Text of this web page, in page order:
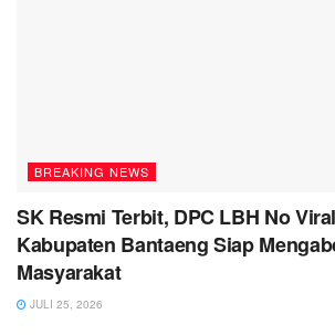
BREAKING NEWS
SK Resmi Terbit, DPC LBH No
Kabupaten Bantaeng Siap
Masyarakat
JULI 25, 2026